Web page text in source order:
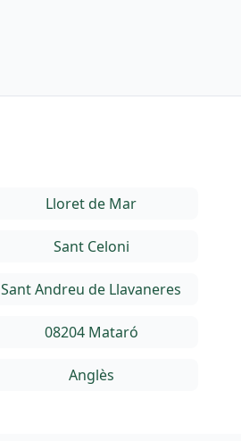
Lloret de Mar
Sant Celoni
Sant Andreu de Llavaneres
08204 Mataró
Anglès